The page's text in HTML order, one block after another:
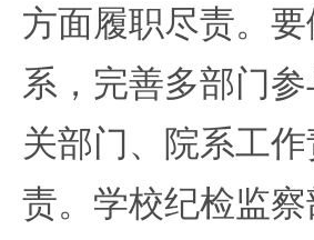
方面履职尽责。
系，完善多部门
关部门、院系工
责。学校纪检监